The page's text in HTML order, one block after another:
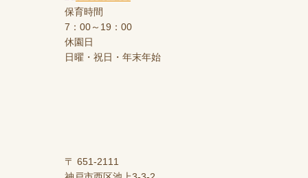
保育時間
7：00～19：00
休園日
日曜・祝日・年末年始
〒 651-2111